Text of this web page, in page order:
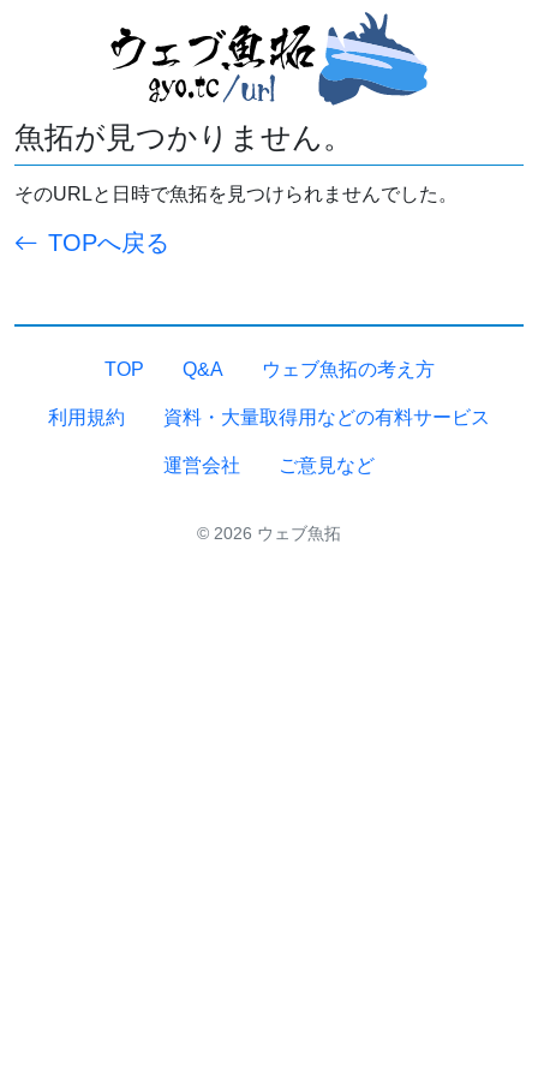
魚拓が見つかりません。
そのURLと日時で魚拓を見つけられませんでした。
TOPへ戻る
TOP Q&A ウェブ魚拓の考え方
利用規約 資料・大量取得用などの有料サービス
運営会社 ご意見など
© 2026 ウェブ魚拓